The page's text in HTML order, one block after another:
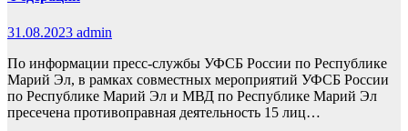
31.08.2023 admin
По информации пресс-службы УФСБ России по Республике
Марий Эл, в рамках совместных мероприятий УФСБ России
по Республике Марий Эл и МВД по Республике Марий Эл
пресечена противоправная деятельность 15 лиц…